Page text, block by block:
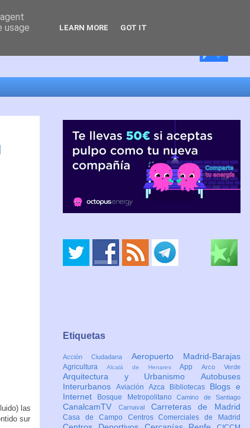
las
sur
Etiquetas
Acción Ciudadana Aeropuerto Madrid-Barajas
Agricultura Alcalá de HenaresAppArco Verde
Arquitectura y Urbanismo Autobuses
Interurbanos Aviación Azca Bibliotecas Blogs e
Internet
Bosque MetropolitanoCamino de Santiago
CanalcamTV Carnaval Carreteras de Madrid
Casa de Campo Centros Comerciales de Madrid
usage
LEARN MORE GOT IT